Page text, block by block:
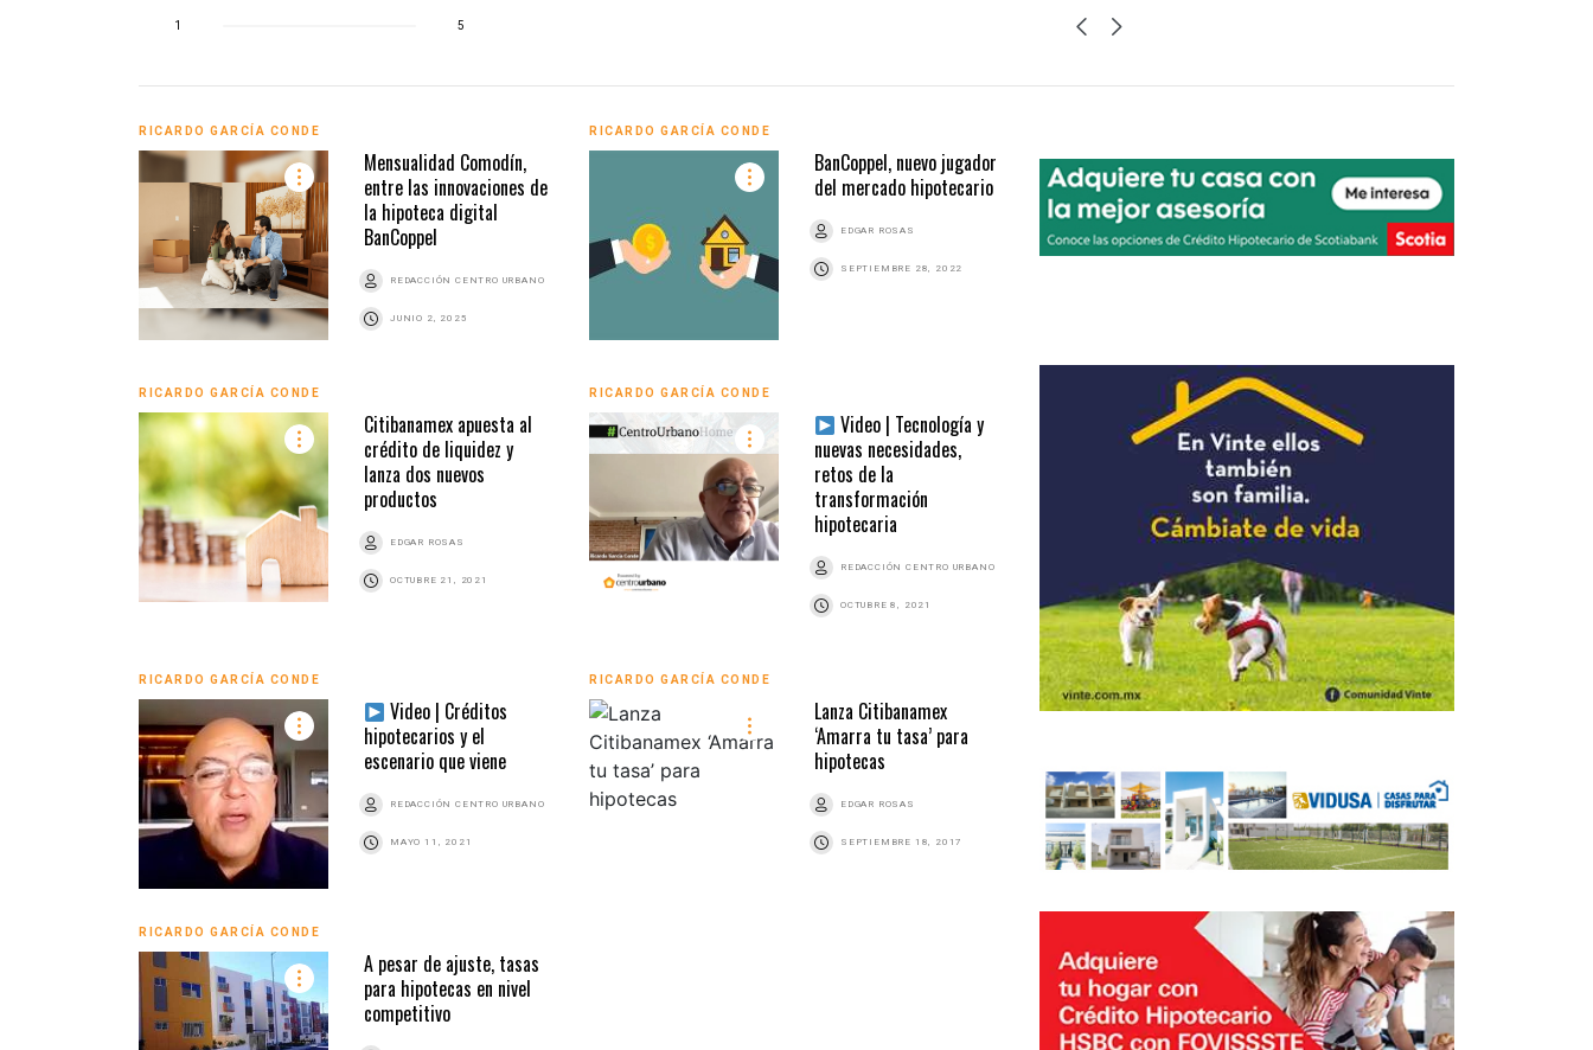
1 5
RICARDO GARCÍA CONDE
Mensualidad Comodín,
entre las innovaciones de
la hipoteca digital
BanCoppel
REDACCIÓN CENTRO URBANO
JUNIO 2, 2025
RICARDO GARCÍA CONDE
BanCoppel, nuevo jugador
del mercado hipotecario
EDGAR ROSAS
SEPTIEMBRE 28, 2022
RICARDO GARCÍA CONDE
Citibanamex apuesta al
crédito de liquidez y
lanza dos nuevos
productos
EDGAR ROSAS
OCTUBRE 21, 2021
RICARDO GARCÍA CONDE
Video | Tecnología y
nuevas necesidades,
retos de la
transformación
hipotecaria
REDACCIÓN CENTRO URBANO
OCTUBRE 8, 2021
RICARDO GARCÍA CONDE
Video | Créditos
hipotecarios y el
escenario que viene
REDACCIÓN CENTRO URBANO
MAYO 11, 2021
RICARDO GARCÍA CONDE
Lanza Citibanamex
‘Amarra tu tasa’ para
hipotecas
EDGAR ROSAS
SEPTIEMBRE 18, 2017
RICARDO GARCÍA CONDE
A pesar de ajuste, tasas
para hipotecas en nivel
competitivo